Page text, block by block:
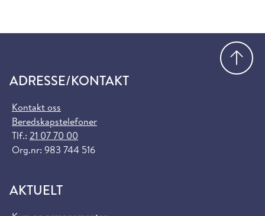
ADRESSE/KONTAKT
Kontakt oss
Beredskapstelefoner
Tlf.: 21 07 70 00
Org.nr: 983 744 516
AKTUELT